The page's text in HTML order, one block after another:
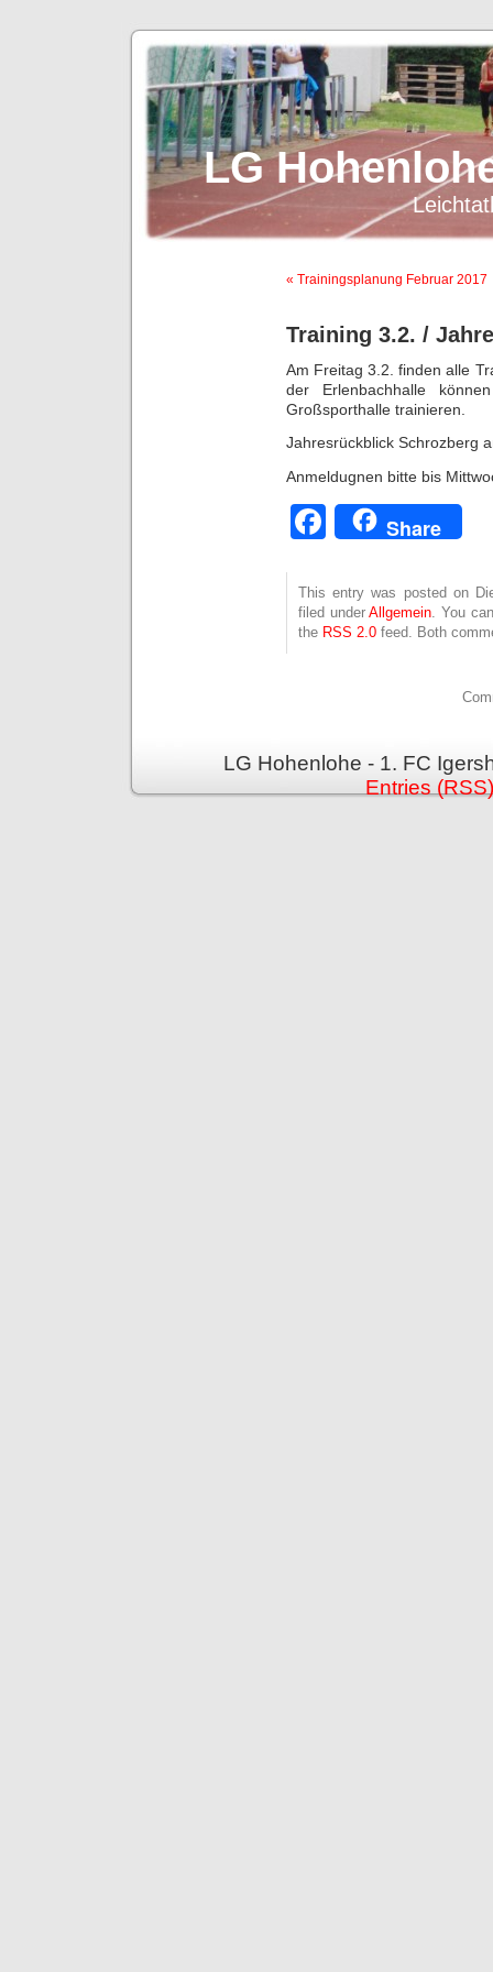
LG
« Trainingsplanung Februar 2017
Training 3.2. /
Am Freitag 3.2. finden alle
der Erlenbachhalle
Großsporthalle trainieren.
Jahresrückblick Schrozberg
Anmeldugnen bitte bis
Facebook
Share
This entry was posted on
filed underAllgemein . You
the RSS 2.0 feed. Both
LG Hohenlohe - 1. FC
Entries (RSS)